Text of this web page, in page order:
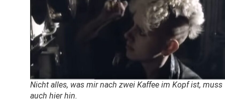
Nicht alles, was mir nach zwei Kaffee im Kopf ist, muss
auch hier hin.